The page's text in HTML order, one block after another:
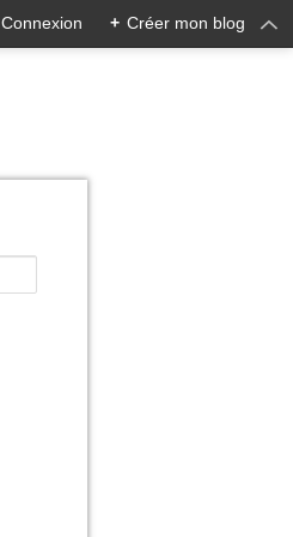
Connexion + Créer mon blog